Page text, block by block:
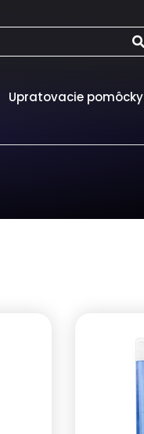
Upratovacie pomôcky